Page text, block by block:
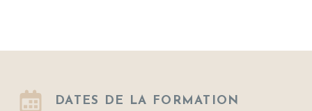
DATES DE LA FORMATION